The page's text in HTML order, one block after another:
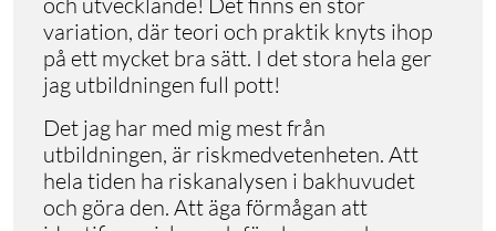
variation, där teori och praktik knyts ihop
på ett mycket bra sätt. I det stora hela ger
jag utbildningen full pott!
Det jag har med mig mest från
utbildningen, är riskmedvetenheten. Att
hela tiden ha riskanalysen i bakhuvudet
och göra den. Att äga förmågan att